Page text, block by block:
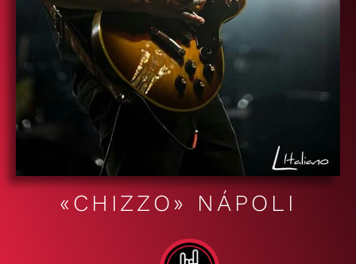
«CHIZZO» NÁPOLI